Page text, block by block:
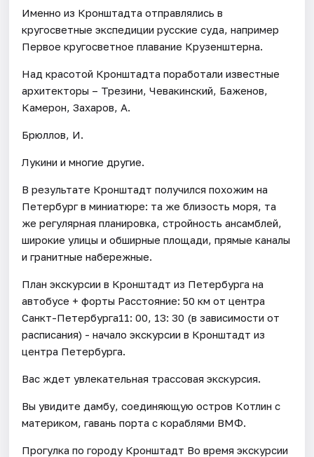
Именно из Кронштадта отправлялись в
кругосветные экспедиции русские суда, например
Первое кругосветное плавание Крузенштерна.
Над красотой Кронштадта поработали известные
архитекторы – Трезини, Чевакинский, Баженов,
Камерон, Захаров, А.
Брюллов, И.
Лукини и многие другие.
В результате Кронштадт получился похожим на
Петербург в миниатюре: та же близость моря, та
же регулярная планировка, стройность ансамблей,
широкие улицы и обширные площади, прямые каналы
и гранитные набережные.
План экскурсии в Кронштадт из Петербурга на
автобусе + форты Расстояние: 50 км от центра
Санкт-Петербурга11: 00, 13: 30 (в зависимости от
расписания) - начало экскурсии в Кронштадт из
центра Петербурга.
Вас ждет увлекательная трассовая экскурсия.
Вы увидите дамбу, соединяющую остров Котлин с
материком, гавань порта с кораблями ВМФ.
Прогулка по городу Кронштадт Во время экскурсии